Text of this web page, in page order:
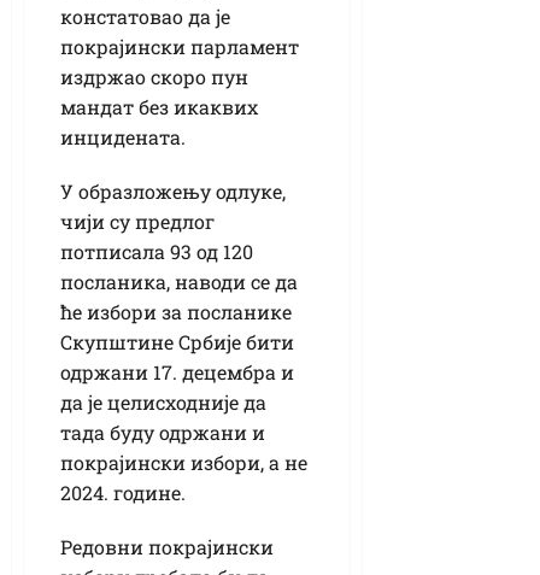
констатовао да је
покрајински парламент
издржао скоро пун
мандат без икаквих
инцидената.
У образложењу одлуке,
чији су предлог
потписала 93 од 120
посланика, наводи се да
ће избори за посланике
Скупштине Србије бити
одржани 17. децембра и
да је целисходније да
тада буду одржани и
покрајински избори, а не
2024. године.
Редовни покрајински